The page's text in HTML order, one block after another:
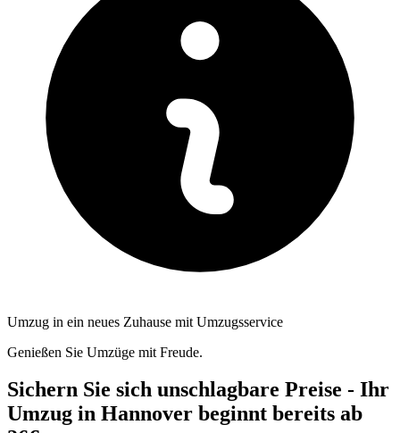
Umzug in ein neues Zuhause mit Umzugsservice
Genießen Sie Umzüge mit Freude.
Sichern Sie sich unschlagbare Preise - Ihr
Umzug in Hannover beginnt bereits ab